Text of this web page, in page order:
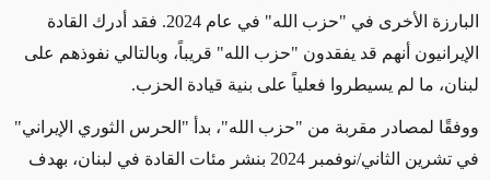
البارزة الأخرى في "حزب الله" في عام 2024. فقد أدرك القادة
الإيرانيون أنهم قد يفقدون "حزب الله" قريباً، وبالتالي نفوذهم على
لبنان، ما لم يسيطروا فعلياً على بنية قيادة الحزب.
ووفقًا لمصادر مقربة من "حزب الله"، بدأ "الحرس الثوري الإيراني"
في تشرين الثاني/نوفمبر 2024 بنشر مئات القادة في لبنان، بهدف